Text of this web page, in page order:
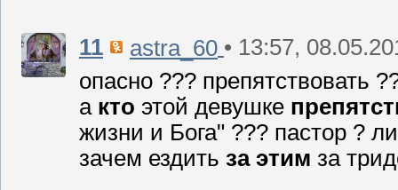
11 astra_60 • 13:57,
опасно ??? препятствовать
а кто этой девушке
жизни и Бога" ??? пастор ?
зачем ездить за этим за